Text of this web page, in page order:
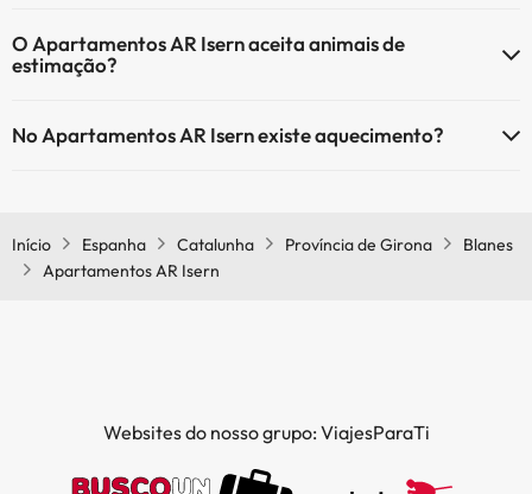
O Apartamentos AR Isern aceita animais de
estimação?
No Apartamentos AR Isern existe aquecimento?
Início Espanha Catalunha Província de Girona
Blanes
Apartamentos AR Isern
Websites do nosso grupo: ViajesParaTi